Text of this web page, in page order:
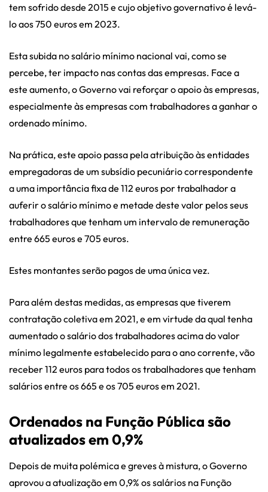
tem sofrido desde 2015 e cujo objetivo governativo é levá-
lo aos 750 euros em 2023.
Esta subida no salário mínimo nacional vai, como se
percebe, ter impacto nas contas das empresas. Face a
este aumento, o Governo vai reforçar o apoio às empresas,
especialmente às empresas com trabalhadores a ganhar o
ordenado mínimo.
Na prática, este apoio passa pela atribuição às entidades
empregadoras de um subsídio pecuniário correspondente
a uma importância fixa de 112 euros por trabalhador a
auferir o salário mínimo e metade deste valor pelos seus
trabalhadores que tenham um intervalo de remuneração
entre 665 euros e 705 euros.
Estes montantes serão pagos de uma única vez.
Para além destas medidas, as empresas que tiverem
contratação coletiva em 2021, e em virtude da qual tenha
aumentado o salário dos trabalhadores acima do valor
mínimo legalmente estabelecido para o ano corrente, vão
receber 112 euros para todos os trabalhadores que tenham
salários entre os 665 e os 705 euros em 2021.
Ordenados na Função Pública são
atualizados em 0,9%
Depois de muita polémica e greves à mistura, o Governo
aprovou a atualização em 0,9% os salários na Função